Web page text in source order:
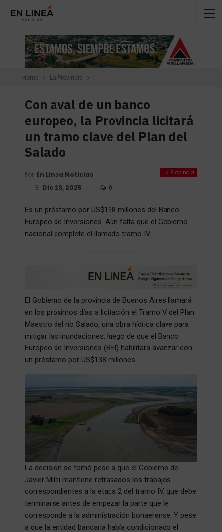
Home La Provincia
Con aval de un banco
europeo, la Provincia licitará
un tramo clave del Plan del
Salado
La Provincia
Por En Linea Noticias
El Dic 23, 2025 0
Es un préstamo por US$138 millones del Banco
Europeo de Inversiones. Aún falta que el Gobierno
nacional complete el llamado tramo IV.
El Gobierno de la provincia de Buenos Aires llamará
en los próximos días a licitación el Tramo V del Plan
Maestro del río Salado, una obra hídrica clave para
mitigar las inundaciones, luego de que el Banco
Europeo de Inversiones (BEI) habilitara avanzar con
un préstamo por US$138 millones.
La decisión se tomó pese a que el Gobierno de
Javier Milei mantiene retrasados los trabajos
correspondientes a la etapa 2 del tramo IV, que debe
terminarse antes de empezar la parte que le
corresponde a la administración bonaerense. Y pese
a que la entidad bancaria había condicionado el